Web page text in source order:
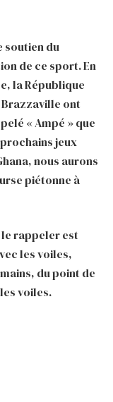
soutien du
de ce sport. En
la République
ont
« Ampé » que
jeux
nous aurons
piétonne à
rappeler est
les voiles,
du point de
voiles.